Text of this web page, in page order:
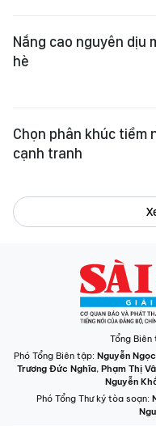
Nắng cao nguyên dịu
hè
Chọn phân khúc tiềm
cạnh tranh
Tổng Biên
Phó Tổng Biên tập: Nguyễn
Trương Đức Nghĩa, Phạm Thị
Nguyễn
Phó Tổng Thư ký tòa soạn: